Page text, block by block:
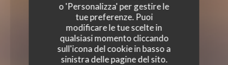
o 'Personalizza' per gestire le
tue preferenze. Puoi
modificare le tue scelte in
qualsiasi momento cliccando
sull'icona del cookie in basso a
sinistra delle pagine del sito.